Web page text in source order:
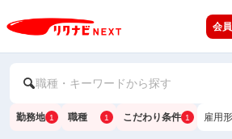
会
職種・キーワードから探す
勤務地 1 職種 1 こだわり条件 1 雇用